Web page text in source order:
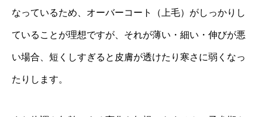
なっているため、オーバーコート（上毛）がしっかりし
ていることが理想ですが、それが薄い・細い・伸びが悪
い場合、短くしすぎると皮膚が透けたり寒さに弱くなっ
たりします。